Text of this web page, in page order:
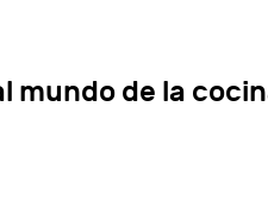
mundo de la